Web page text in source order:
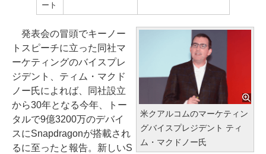
ート
米クアルコムのマーケティン
グバイスプレジデント ティ
ム・マクドノー氏
発表会の冒頭でキーノー
トスピーチに立った同社マ
ーケティングのバイスプレ
ジデント、ティム・マクド
ノー氏によれば、同社設立
から30年となる今年、トー
タルで9億3200万のデバイ
スにSnapdragonが搭載され
るに至ったと報告。新しいS